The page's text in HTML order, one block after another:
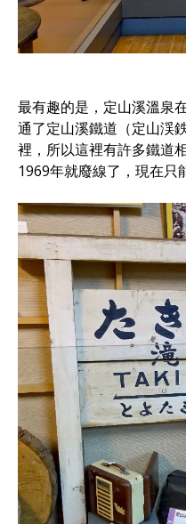
最有趣的是，定山溪溫泉
通了定山溪鐵道（定山渓
裡，所以這裡有許多鐵道
1969年就廢線了，現在只